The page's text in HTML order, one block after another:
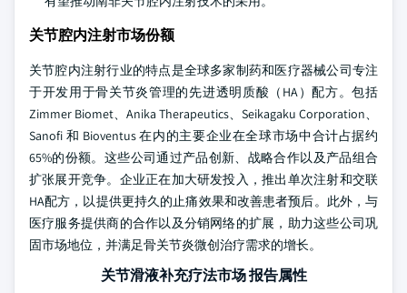
关节腔内注射市场份额
关节腔内注射行业的特点是全球多家制药和医疗器械公司专注
于开发用于骨关节炎管理的先进透明质酸（HA）配方。包括
Zimmer Biomet、Anika Therapeutics、Seikagaku Corporation、
Sanofi 和 Bioventus 在内的主要企业在全球市场中合计占据约
65%的份额。这些公司通过产品创新、战略合作以及产品组合
扩张展开竞争。企业正在加大研发投入，推出单次注射和交联
HA配方，以提供更持久的止痛效果和改善患者预后。此外，与
医疗服务提供商的合作以及分销网络的扩展，助力这些公司巩
固市场地位，并满足骨关节炎微创治疗需求的增长。
关节滑液补充疗法市场 报告属性